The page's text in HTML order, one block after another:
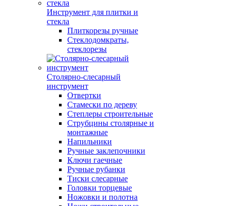
Инструмент для плитки и
стекла
Плиткорезы ручные
Стеклодомкраты,
стеклорезы
Столярно-слесарный
инструмент
Отвертки
Стамески по дереву
Степлеры строительные
Струбцины столярные и
монтажные
Напильники
Ручные заклепочники
Ключи гаечные
Ручные рубанки
Тиски слесарные
Головки торцевые
Ножовки и полотна